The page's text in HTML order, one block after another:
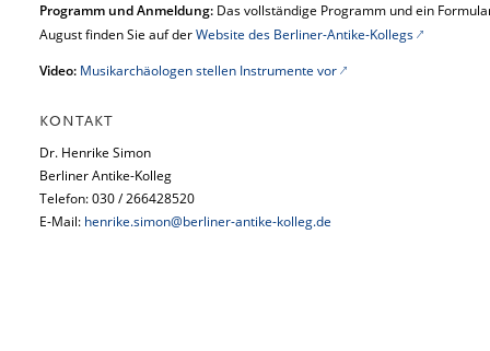
Programm und Anmeldung: Das vollständige Programm und ein
August finden Sie auf derWebsite des Berliner-Antike-Kollegs
Video: Musikarchäologen stellen Instrumente vor
KONTAKT
Dr. Henrike Simon
Berliner Antike-Kolleg
Telefon: 030 / 266428520
E-Mail: henrike.simon@berliner-antike-kolleg.de